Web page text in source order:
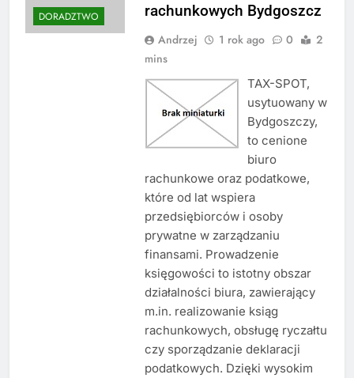
DORADZTWO
rachunkowych Bydgoszcz
Andrzej 1 rok ago 0
2
mins
TAX-SPOT,
usytuowany w
Bydgoszczy,
to cenione
biuro
rachunkowe oraz podatkowe,
które od lat wspiera
przedsiębiorców i osoby
prywatne w zarządzaniu
finansami. Prowadzenie
księgowości to istotny obszar
działalności biura, zawierający
m.in. realizowanie ksiąg
rachunkowych, obsługę ryczałtu
czy sporządzanie deklaracji
podatkowych. Dzięki wysokim